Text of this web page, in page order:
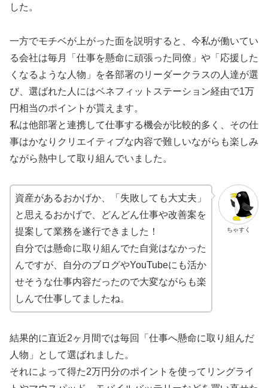
した。
一方でモチベが上がった面を説明すると、今私が働いてい
る会社は毎月「仕事を懸命に頑張った同僚」や「応援した
くなるような人物」を各部署のリーダークラスの人達が選
び、選ばれた人にはベネフィットステーション経由で1万
円相当のポイントが貰えます。
私は他部署と連携して仕事する機会が比較的多く、その仕
事はかなりクリエイティブな内容で難しいながらも楽しみ
ながら熱中して取り組んでいました。
ちゃすく
資産があるおかげか、「失敗しても大丈夫」
と思えるおかげで、どんどん仕事や改善案を
提案して業務を遂行できました！
自分では懸命に取り組んでた自覚はなかった
んですが、自分のブログやYouTubeにも活か
せそうな仕事内容だったので大変ながらも楽
しんで仕事してましたね。
結果的に直近2ヶ月間では毎回「仕事へ懸命に取り組んだ
人物」として選ばれました。
それによって得た2万円分のポイントを使ってリングライ